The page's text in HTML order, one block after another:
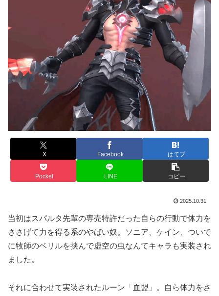
X Facebook はてブ
Pocket LINE コピー
2025.10.31
当初はスパルタ先輩の専売特許だった自らの行動で体力を
ささげて力を得る系のやばい奴。ソニア、ケイン、ついで
に牧師のベリルを挟んで虚空の虫なんてキャラも実装され
ました。
それに合わせて実装されたルーン「血盟」。自ら体力をさ